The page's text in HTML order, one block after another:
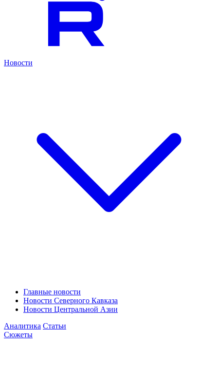
Новости
Главные новости
Новости Северного Кавказа
Новости Центральной Азии
Аналитика Статьи
Сюжеты